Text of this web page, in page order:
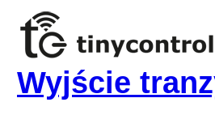
Wyjście